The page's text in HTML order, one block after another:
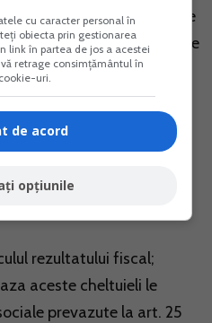
Codul fiscal, cu modificarile
cheltuielile cu bunurile
destinate persoanelor
din Ucraina, se aplica
caz:
pe profit se aplica
rezultatului fiscal;
aceste cheltuieli le
prevazute la art. 25
cu caracter personal în
obiecta prin gestionarea
link în partea de jos a acestei
retrage consimțământul în
uri.
de acord
opțiunile